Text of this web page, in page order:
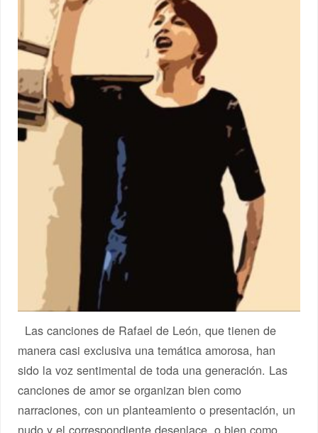
Las canciones de Rafael de León, que tienen de
manera casi exclusiva una temática amorosa, han
sido la voz sentimental de toda una generación. Las
canciones de amor se organizan bien como
narraciones, con un planteamiento o presentación, un
nudo y el correspondiente desenlace, o bien como